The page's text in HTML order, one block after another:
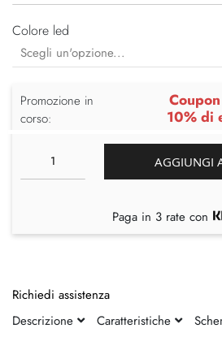
Colore led
Promozione in
corso:
10% di
AGGIUNGI
Paga in 3 rate con
Richiedi assistenza
Descrizione
Caratteristiche